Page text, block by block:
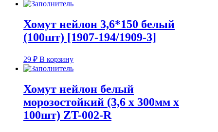
Хомут нейлон 3,6*150 белый
(100шт) [1907-194/1909-3]
29 ₽ В корзину
Хомут нейлон белый
морозостойкий (3,6 x 300мм x
100шт) ZT-002-R